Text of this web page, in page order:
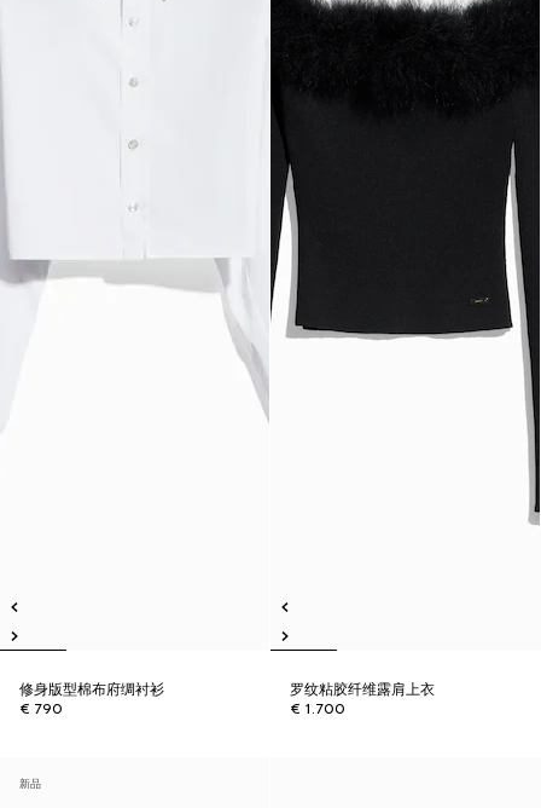
修身版型棉布府绸衬衫
€ 790
罗纹粘胶纤维露肩上衣
€ 1.700
新品